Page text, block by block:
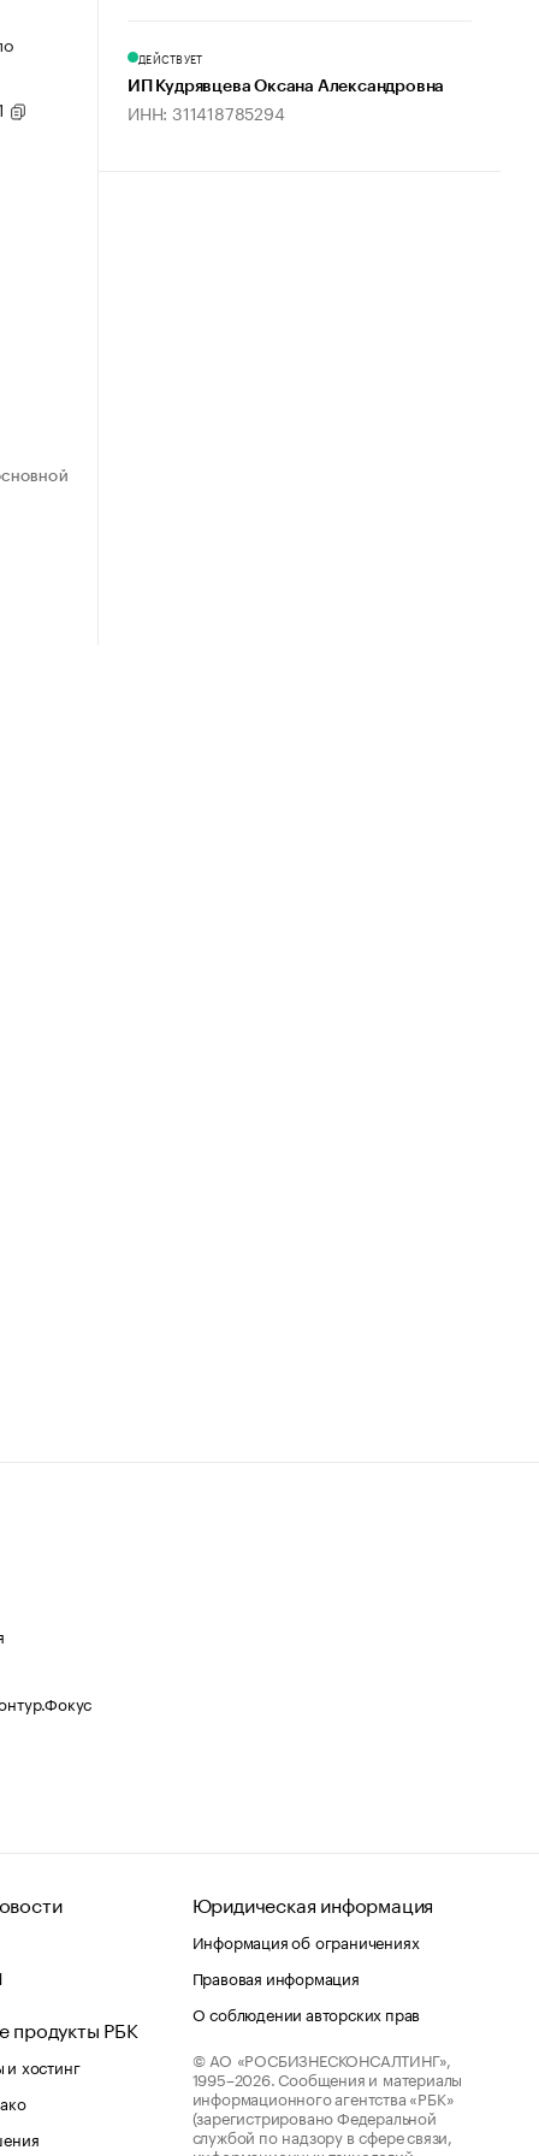
ДЕЙСТВУЕТ
ИП Кудрявцева Оксана Александровна
ИНН: 311418785294
продукты РБК
хостинг
Юридическая информация
Информация об ограничениях
Правовая информация
О соблюдении авторских прав
© АО «РОСБИЗНЕСКОНСАЛТИНГ»,
1995–2026. Сообщения и материалы
информационного агентства «РБК»
(зарегистрировано Федеральной
службой по надзору в сфере связи,